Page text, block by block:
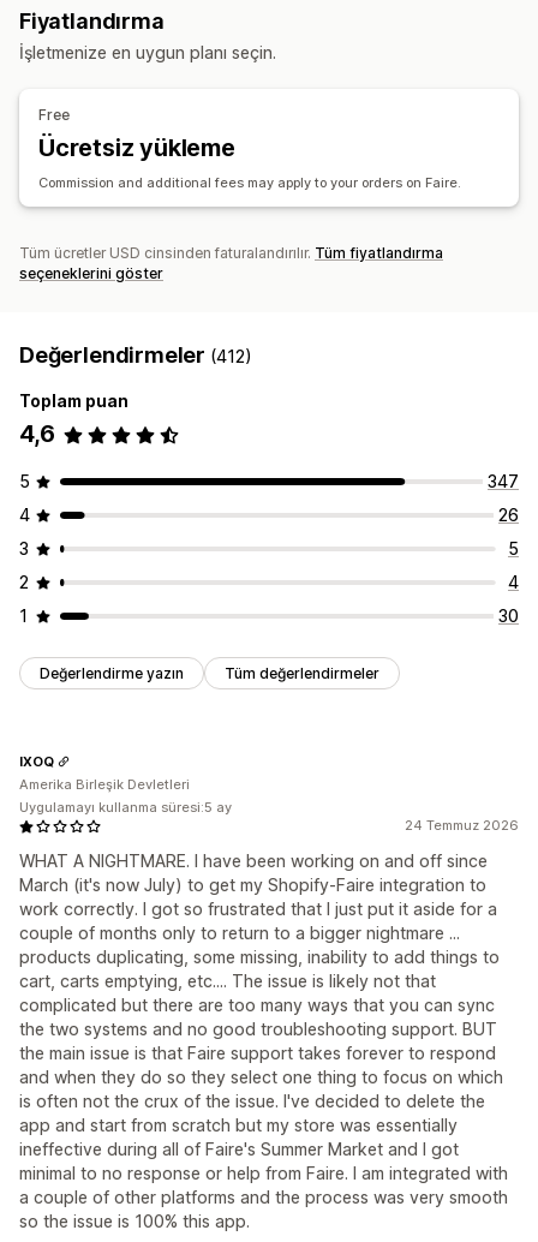
Sipariş yönetimi
Sipariş senkronizasyonu
Envanter senkronizasyonu
Net vadeler Çoklu para birimi
Kargo seçenekleri
Envanter senkronizasyonu
Fiyatlandırma
İşletmenize en uygun planı seçin.
Free
Ücretsiz yükleme
Commission and additional fees may apply to your orders on Faire.
Tüm ücretler USD cinsinden faturalandırılır. Tüm fiyatlandırma
seçeneklerini göster
Değerlendirmeler (412)
Toplam puan
4,6
5
347
4
26
3
5
2
4
1
30
Değerlendirme yazın Tüm değerlendirmeler
24 Temmuz 2026
WHAT A NIGHTMARE. I have been working on and off since
March (it's now July) to get my Shopify-Faire integration to
work correctly. I got so frustrated that I just put it aside for a
couple of months only to return to a bigger nightmare ...
products duplicating, some missing, inability to add things to
cart, carts emptying, etc.... The issue is likely not that
complicated but there are too many ways that you can sync
the two systems and no good troubleshooting support. BUT
the main issue is that Faire support takes forever to respond
and when they do so they select one thing to focus on which
is often not the crux of the issue. I've decided to delete the
app and start from scratch but my store was essentially
ineffective during all of Faire's Summer Market and I got
minimal to no response or help from Faire. I am integrated with
a couple of other platforms and the process was very smooth
so the issue is 100% this app.
IXOQ
Amerika Birleşik Devletleri
Uygulamayı kullanma süresi:5 ay